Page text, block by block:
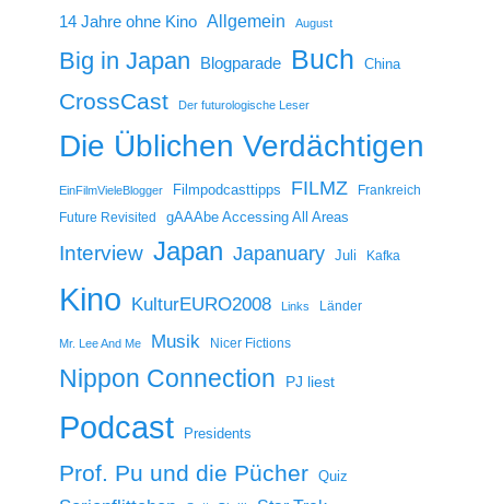
14 Jahre ohne Kino Allgemein August
Big in Japan Blogparade Buch China
CrossCast Der futurologische Leser
Die Üblichen Verdächtigen
EinFilmVieleBlogger Filmpodcasttipps FILMZ
Frankreich
Future Revisited
gAAAbe Accessing All Areas
Interview Japan Japanuary Juli Kafka
Kino KulturEURO2008 Links Länder
Mr. Lee And Me Musik Nicer Fictions
Nippon Connection PJ liest
Podcast Presidents
Prof. Pu und die Pücher Quiz